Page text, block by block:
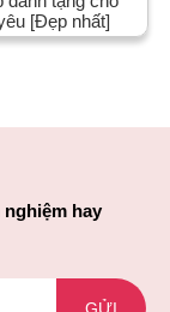
[Đẹp nhất]
hay
GỬI